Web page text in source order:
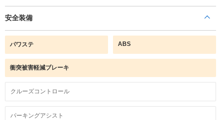
安全装備
パワステ ABS
衝突被害軽減ブレーキ
クルーズコントロール
パーキングアシスト